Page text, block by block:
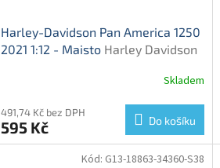
Harley-Davidson Pan America 1250
2021 1:12 - Maisto Harley Davidson
Skladem
491,74 Kč bez DPH
595 Kč Do košíku
Kód: G13-18863-34360-S38